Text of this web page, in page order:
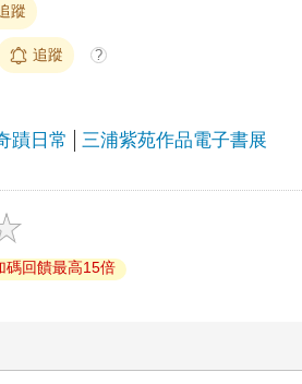
蹤
追蹤 ?
蹟日常 三浦紫苑作品電子書展
回饋最高15倍